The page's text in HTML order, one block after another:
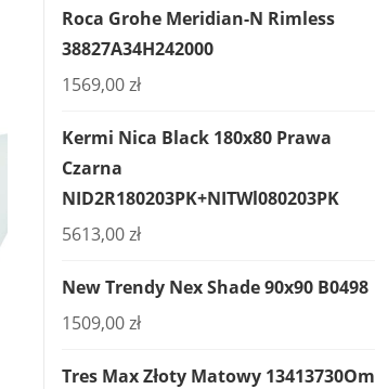
Roca Grohe Meridian-N Rimless
38827A34H242000
1569,00zł
Kermi Nica Black 180x80 Prawa
Czarna
NID2R180203PK+NITWl080203PK
5613,00zł
New Trendy Nex Shade 90x90 B0498
1509,00zł
Tres Max Złoty Matowy 13413730Om